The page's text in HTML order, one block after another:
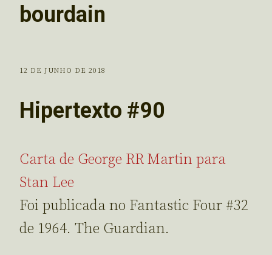
bourdain
12 DE JUNHO DE 2018
Hipertexto #90
Carta de George RR Martin para
Stan Lee
Foi publicada no Fantastic Four #32
de 1964. The Guardian.